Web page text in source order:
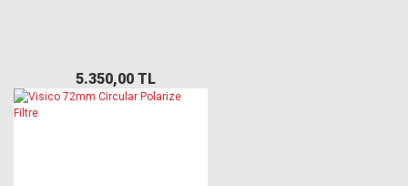
5.350,00 TL